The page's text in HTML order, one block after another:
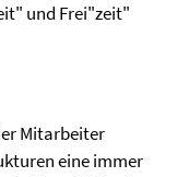
und Frei"zeit"
Mitarbeiter
eine immer